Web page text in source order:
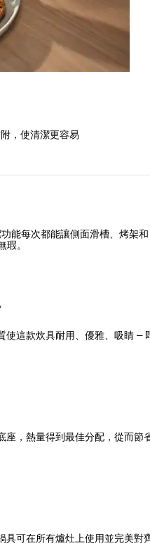
，使清潔更容易
能每次都能讓側面滑槽、烤架和
瑕。
使這款炊具耐用、優雅、吸睛 –
座，熱量得到最佳分配，從而節
具可在所有爐灶上使用並完美對